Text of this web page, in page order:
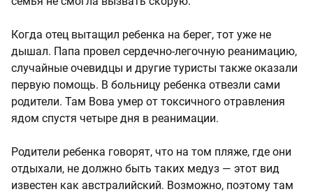
Когда отец вытащил ребенка на берег, тот уже не
дышал. Папа провел сердечно-легочную реанимацию,
случайные очевидцы и другие туристы также оказали
первую помощь. В больницу ребенка отвезли сами
родители. Там Вова умер от токсичного отравления
ядом спустя четыре дня в реанимации.
Родители ребенка говорят, что на том пляже, где они
отдыхали, не должно быть таких медуз — этот вид
известен как австралийский. Возможно, поэтому там